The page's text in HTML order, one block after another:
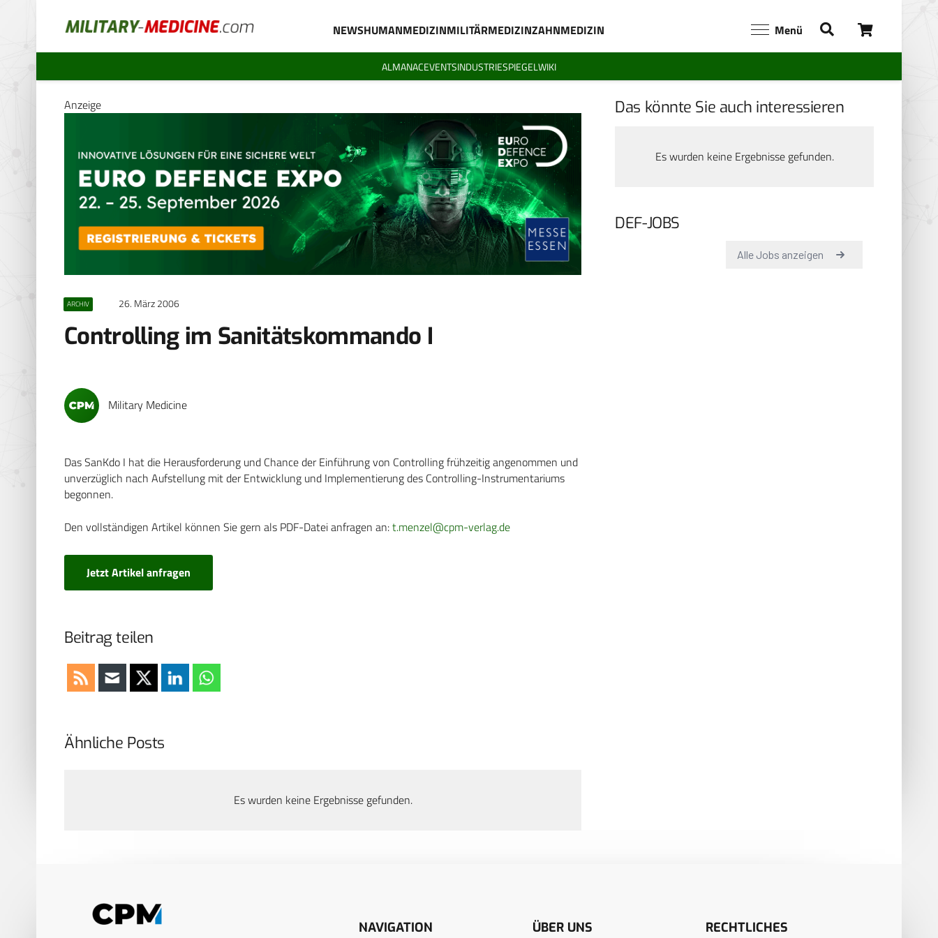
NEWSHUMANMEDIZINMILITÄRMEDIZINZAHNMEDIZIN Menü
ALMANACEVENTSINDUSTRIESPIEGELWIKI
Anzeige
ARCHIV 26. März 2006
Controlling im Sanitätskommando I
Military Medicine
Das SanKdo I hat die Herausforderung und Chance der Einführung von Controlling frühzeitig angenommen und
unverzüglich nach Aufstellung mit der Entwicklung und Implementierung des Controlling-Instrumentariums
begonnen.
Den vollständigen Artikel können Sie gern als PDF-Datei anfragen an:t.menzel@cpm-verlag.de
Jetzt Artikel anfragen
Beitrag teilen
Das könnte Sie auch interessieren
Es wurden keine Ergebnisse gefunden.
DEF-JOBS
Ähnliche Posts
Es wurden keine Ergebnisse gefunden.
NAVIGATION ÜBER UNS RECHTLICHES